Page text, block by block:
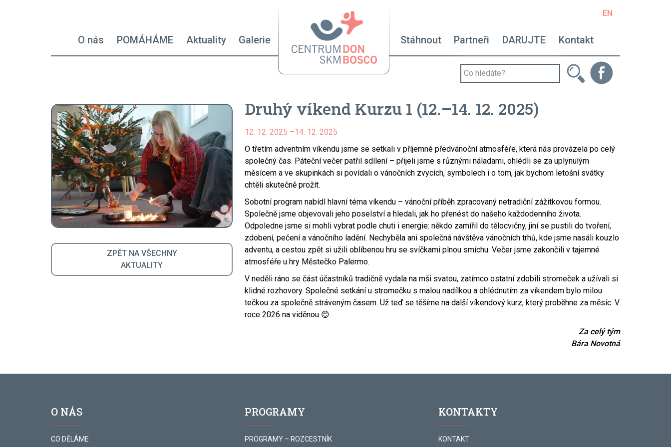
Hlavní navigace - left
O nás POMÁHÁME Aktuality Galerie Hlavní navigace - right
Stáhnout Partneři DARUJTE Kontakt
EN
ZPĚT NA VŠECHNY
AKTUALITY
Druhý víkend Kurzu 1 (12.–14. 12. 2025)
12. 12. 2025 –14. 12. 2025
O třetím adventním víkendu jsme se setkali v příjemné předvánoční atmosféře, která nás provázela po celý
společný čas. Páteční večer patřil sdílení – přijeli jsme s různými náladami, ohlédli se za uplynulým
měsícem a ve skupinkách si povídali o vánočních zvycích, symbolech i o tom, jak bychom letošní svátky
chtěli skutečně prožít.
Sobotní program nabídl hlavní téma víkendu – vánoční příběh zpracovaný netradiční zážitkovou formou.
Společně jsme objevovali jeho poselství a hledali, jak ho přenést do našeho každodenního života.
Odpoledne jsme si mohli vybrat podle chuti i energie: někdo zamířil do tělocvičny, jiní se pustili do tvoření,
zdobení, pečení a vánočního ladění. Nechyběla ani společná návštěva vánočních trhů, kde jsme nasáli kouzlo
adventu, a cestou zpět si užili oblíbenou hru se svíčkami plnou smíchu. Večer jsme zakončili v tajemné
atmosféře u hry Městečko Palermo.
V neděli ráno se část účastníků tradičně vydala na mši svatou, zatímco ostatní zdobili stromeček a užívali si
klidné rozhovory. Společné setkání u stromečku s malou nadílkou a ohlédnutím za víkendem bylo milou
tečkou za společně stráveným časem. Už teď se těšíme na další víkendový kurz, který proběhne za měsíc. V
roce 2026 na viděnou 😊.
Za celý tým
Bára Novotná
O NÁS
CO DĚLÁME
PROGRAMY
PROGRAMY – ROZCESTNÍK
KONTAKTY
KONTAKT